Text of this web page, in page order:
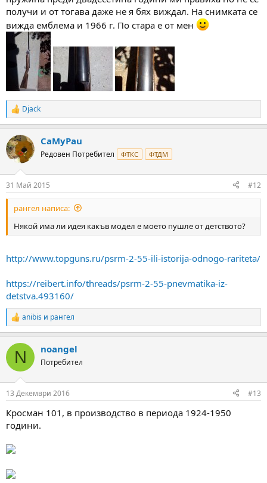
получи и от тогава даже не я бях виждал. На снимката се
вижда емблема и 1966 г. По стара е от мен
R
e
c
t
i
s
:
Djack
CaMyPau
Редовен Потребител ФТКС ФТДМ
31 Май 2015 #12
рангел написа:
Някой има ли идея какъв модел е моето пушле от детството?
http://www.topguns.ru/psrm-2-55-ili-istorija-odnogo-rariteta/
https://reibert.info/threads/psrm-2-55-pnevmatika-iz-
detstva.493160/
R
e
c
i
s
anibis и рангел
N noangel
Потребител
13 Декември 2016 #13
Кросман 101, в производство в периода 1924-1950
години.